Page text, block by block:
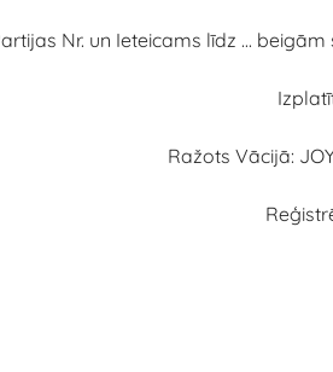
Nr. un Ieteicams līdz ...
Ražots Vācijā: